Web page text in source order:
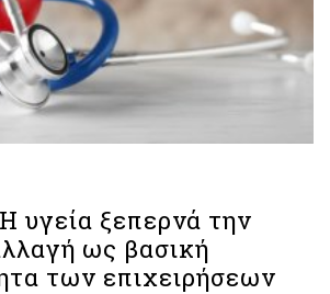
υγεία ξεπερνά την
ως βασική
των επιχειρήσεων